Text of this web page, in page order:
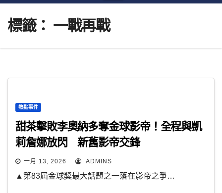
標籤： 一戰再戰
熱點事件
甜茶擊敗李奧納多奪金球影帝！全程與凱
莉詹娜放閃 新舊影帝交鋒
一月 13, 2026 ADMINS
▲第83屆金球獎最大話題之一落在影帝之爭…